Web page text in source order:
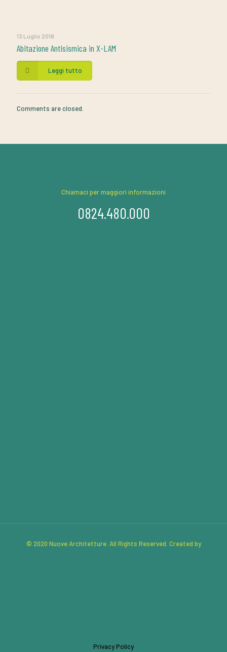
13 Luglio 2018
Abitazione Antisismica in X-LAM
Leggi tutto
Comments are closed.
Chiamaci per maggiori informazioni
0824.480.000
© 2020 Nuove Architetture. All Rights Reserved. Created by
Privacy Policy